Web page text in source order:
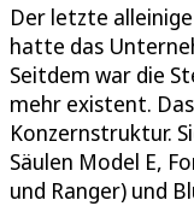
Der letzte
hatte das
Seitdem war die
mehr existent.
Konzernstruktur.
Säulen Model E,
und Ranger) und